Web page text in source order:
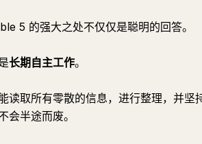
而且我明确地说：90% 的人只会说一句“太厉害了”，然后浪费这一周。
怪物”
异就越明显
5 的强大之处不仅仅是聪明的回答。
长期自主工作。
读取所有零散的信息，进行整理，并坚
会半途而废。